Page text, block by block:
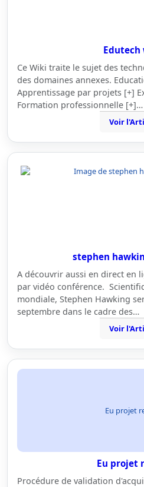
Edutech
Ce Wiki traite le sujet des
des domaines annexes.
Apprentissage par projets [+]
Formation professionnelle [+]…
Voir
stephen
A découvrir aussi en direct en
par vidéo conférence.
mondiale, Stephen Hawking
septembre dans le cadre des…
Voir
Eu projet
Eu projet
Procédure de validation